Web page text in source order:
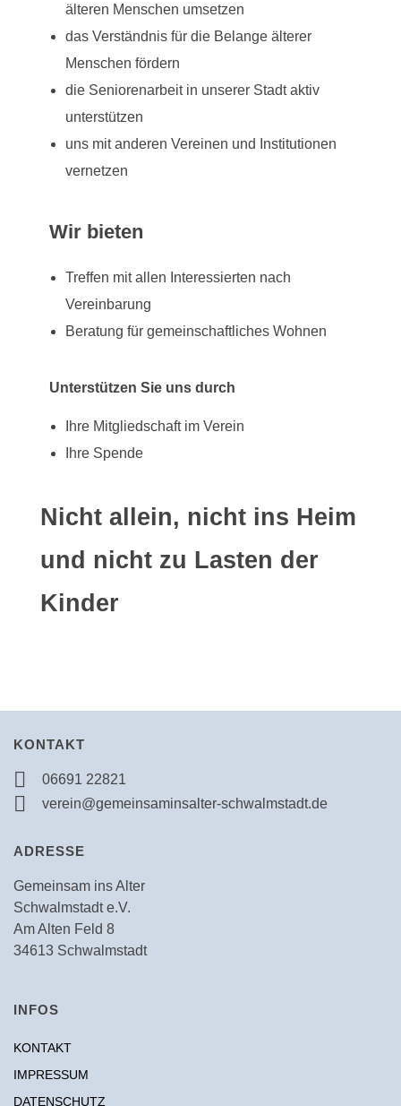
älteren Menschen umsetzen
das Verständnis für die Belange älterer
Menschen fördern
die Seniorenarbeit in unserer Stadt aktiv
unterstützen
uns mit anderen Vereinen und Institutionen
vernetzen
Wir bieten
Treffen mit allen Interessierten nach
Vereinbarung
Beratung für gemeinschaftliches Wohnen
Unterstützen Sie uns durch
Ihre Mitgliedschaft im Verein
Ihre Spende
Nicht allein, nicht ins Heim
und nicht zu Lasten der
Kinder
KONTAKT
06691 22821
verein@gemeinsaminsalter-schwalmstadt.de
ADRESSE
Gemeinsam ins Alter
Schwalmstadt e.V.
Am Alten Feld 8
34613 Schwalmstadt
INFOS
KONTAKT
IMPRESSUM
DATENSCHUTZ